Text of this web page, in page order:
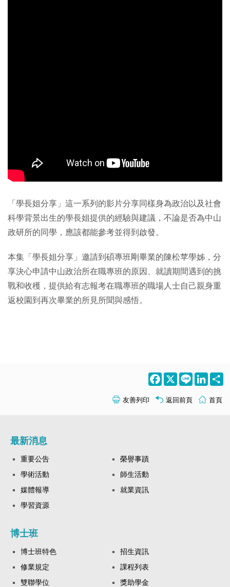
「學長姐分享」這一系列的影片分享同樣身為政治以及社會
科學背景出生的學長姐提供的經驗與建議，不論是否為中山
政研所的同學，應該都能參考並得到啟發。
本集「學長姐分享」邀請到碩專班剛畢業的陳松苹學姊，分
享決心申請中山政治所在職專班的原因、就讀期間遇到的挑
戰和收穫，提供給有志報考在職專班的職場人士自己親身重
返校園到再次畢業的所見所聞與感悟。
Facebook
X Line
友善列印 返回前頁 首頁
最新消息
重要公告
榮譽事蹟
學術活動
師生活動
媒體報導
就業資訊
學習資源
博士班
博士班特色
招生資訊
修業規定
課程列表
雙聯學位
獎助學金